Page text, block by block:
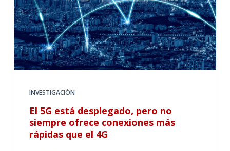
INVESTIGACIÓN
El 5G está desplegado, pero no
siempre ofrece conexiones más
rápidas que el 4G